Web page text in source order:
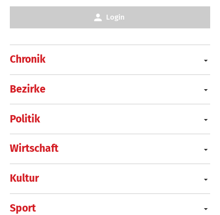
Chronik
Bezirke
Politik
Wirtschaft
Kultur
Sport
Login